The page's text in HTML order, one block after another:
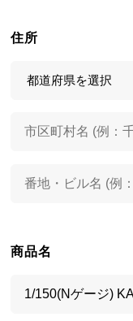
住所
商品名